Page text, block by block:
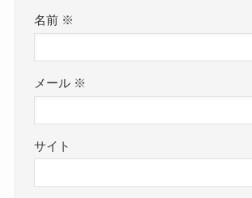
名前 ※
メール ※
サイト